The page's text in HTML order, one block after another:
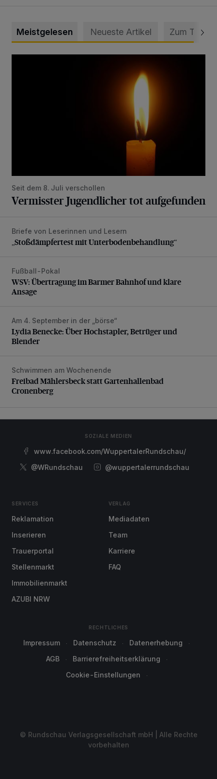
Meistgelesen Neueste Artikel Zum Thema
Seit dem 8. Juli verschollen
Vermisster Jugendlicher tot aufgefunden
„Stoßdämpfertest mit Unterbodenbehandlung“
Briefe von Leserinnen und Lesern
„Stoßdämpfertest mit Unterbodenbehandlung“
WSV: Übertragung im Barmer Bahnhof und klare Ansage
Fußball-Pokal
WSV: Übertragung im Barmer Bahnhof und klare
Ansage
Lydia Benecke: Über Hochstapler, Betrüger und Blender
Am 4. September in der „börse“
Lydia Benecke: Über Hochstapler, Betrüger und
Blender
Freibad Mählersbeck statt Gartenhallenbad Cronenberg
Schwimmen am Wochenende
Freibad Mählersbeck statt Gartenhallenbad
Cronenberg
SOZIALE MEDIEN
www.facebook.com/WuppertalerRundschau/
@WRundschau
@wuppertalerrundschau
SERVICES
Reklamation
Inserieren
Trauerportal
Stellenmarkt
Immobilienmarkt
AZUBI NRW
VERLAG
Mediadaten
Team
Karriere
FAQ
RECHTLICHES
Impressum Datenschutz
Datenerhebung
AGB
Barrierefreiheitserklärung
Cookie-Einstellungen
© Rundschau Verlagsgesellschaft mbH | Alle Rechte
vorbehalten